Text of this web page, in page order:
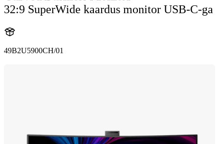
32:9 SuperWide kaardus monitor USB-C-ga
49B2U5900CH/01